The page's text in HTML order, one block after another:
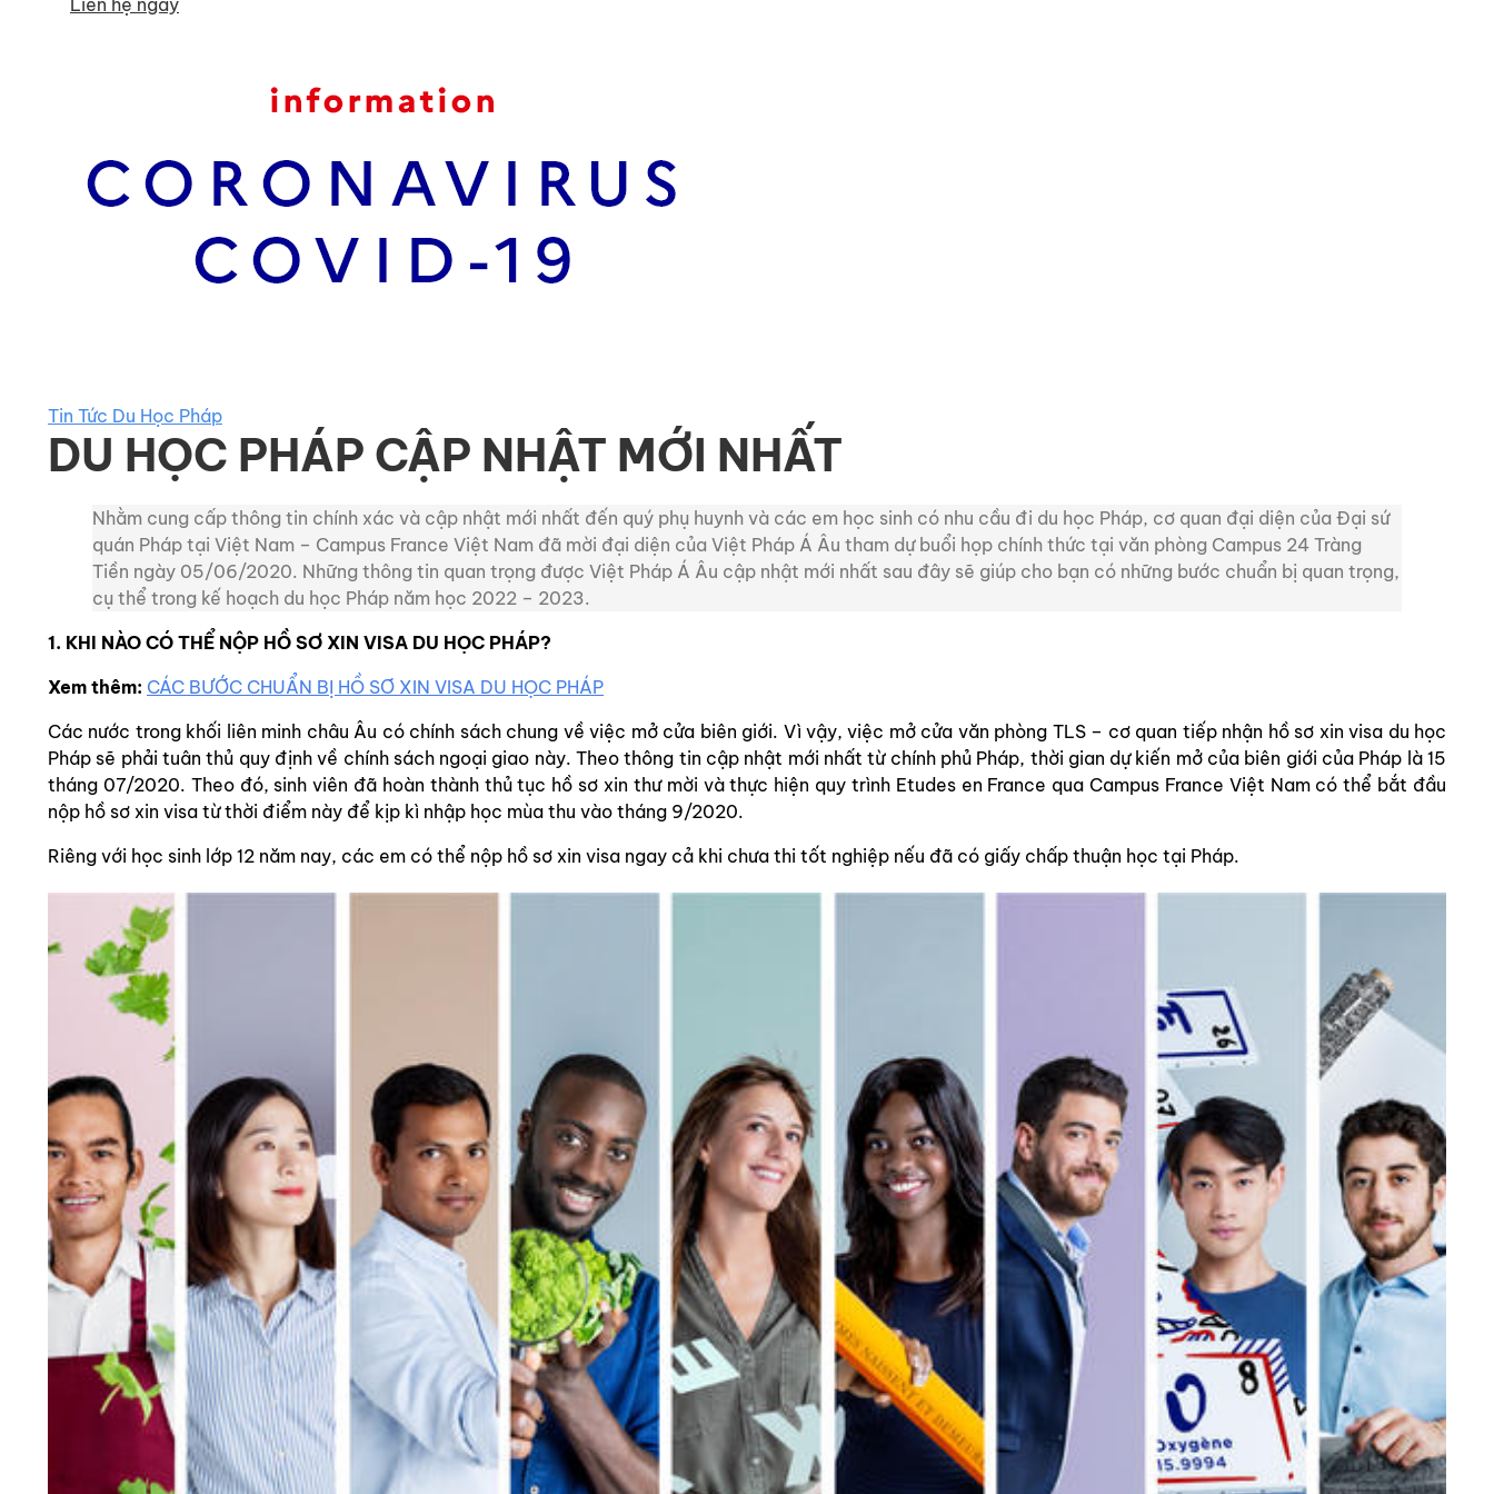
Liên hệ ngay
Tin Tức Du Học Pháp
DU HỌC PHÁP CẬP NHẬT MỚI NHẤT
Nhằm cung cấp thông tin chính xác và cập nhật mới nhất đến quý phụ huynh và các em học sinh có nhu cầu đi du học Pháp, cơ quan đại diện của Đại sứ
quán Pháp tại Việt Nam – Campus France Việt Nam đã mời đại diện của Việt Pháp Á Âu tham dự buổi họp chính thức tại văn phòng Campus 24 Tràng
Tiền ngày 05/06/2020. Những thông tin quan trọng được Việt Pháp Á Âu cập nhật mới nhất sau đây sẽ giúp cho bạn có những bước chuẩn bị quan trọng,
cụ thể trong kế hoạch du học Pháp năm học 2022 – 2023.
1. KHI NÀO CÓ THỂ NỘP HỒ SƠ XIN VISA DU HỌC PHÁP?
Xem thêm: CÁC BƯỚC CHUẨN BỊ HỒ SƠ XIN VISA DU HỌC PHÁP
Các nước trong khối liên minh châu Âu có chính sách chung về việc mở cửa biên giới. Vì vậy, việc mở cửa văn phòng TLS – cơ quan tiếp nhận hồ sơ xin visa du học
Pháp sẽ phải tuân thủ quy định về chính sách ngoại giao này. Theo thông tin cập nhật mới nhất từ chính phủ Pháp, thời gian dự kiến mở của biên giới của Pháp là 15
tháng 07/2020. Theo đó, sinh viên đã hoàn thành thủ tục hồ sơ xin thư mời và thực hiện quy trình Etudes en France qua Campus France Việt Nam có thể bắt đầu
nộp hồ sơ xin visa từ thời điểm này để kịp kì nhập học mùa thu vào tháng 9/2020.
Riêng với học sinh lớp 12 năm nay, các em có thể nộp hồ sơ xin visa ngay cả khi chưa thi tốt nghiệp nếu đã có giấy chấp thuận học tại Pháp.